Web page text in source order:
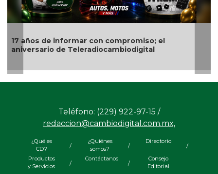
años de informar con compromiso; el
de Teleradiocambiodigital
redaccion@cambiodigital.com.mx,
¿Qué es
CD?
/
¿Quiénes
/
Directorio